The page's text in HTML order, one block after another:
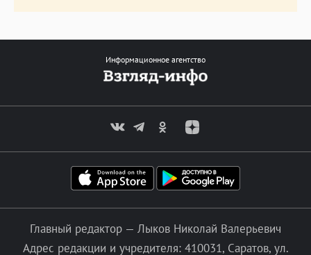
Информационное агентство
Главный редактор — Лыков Николай Валерьевич
Адрес редакции и учредителя: 410031, Саратов, ул.